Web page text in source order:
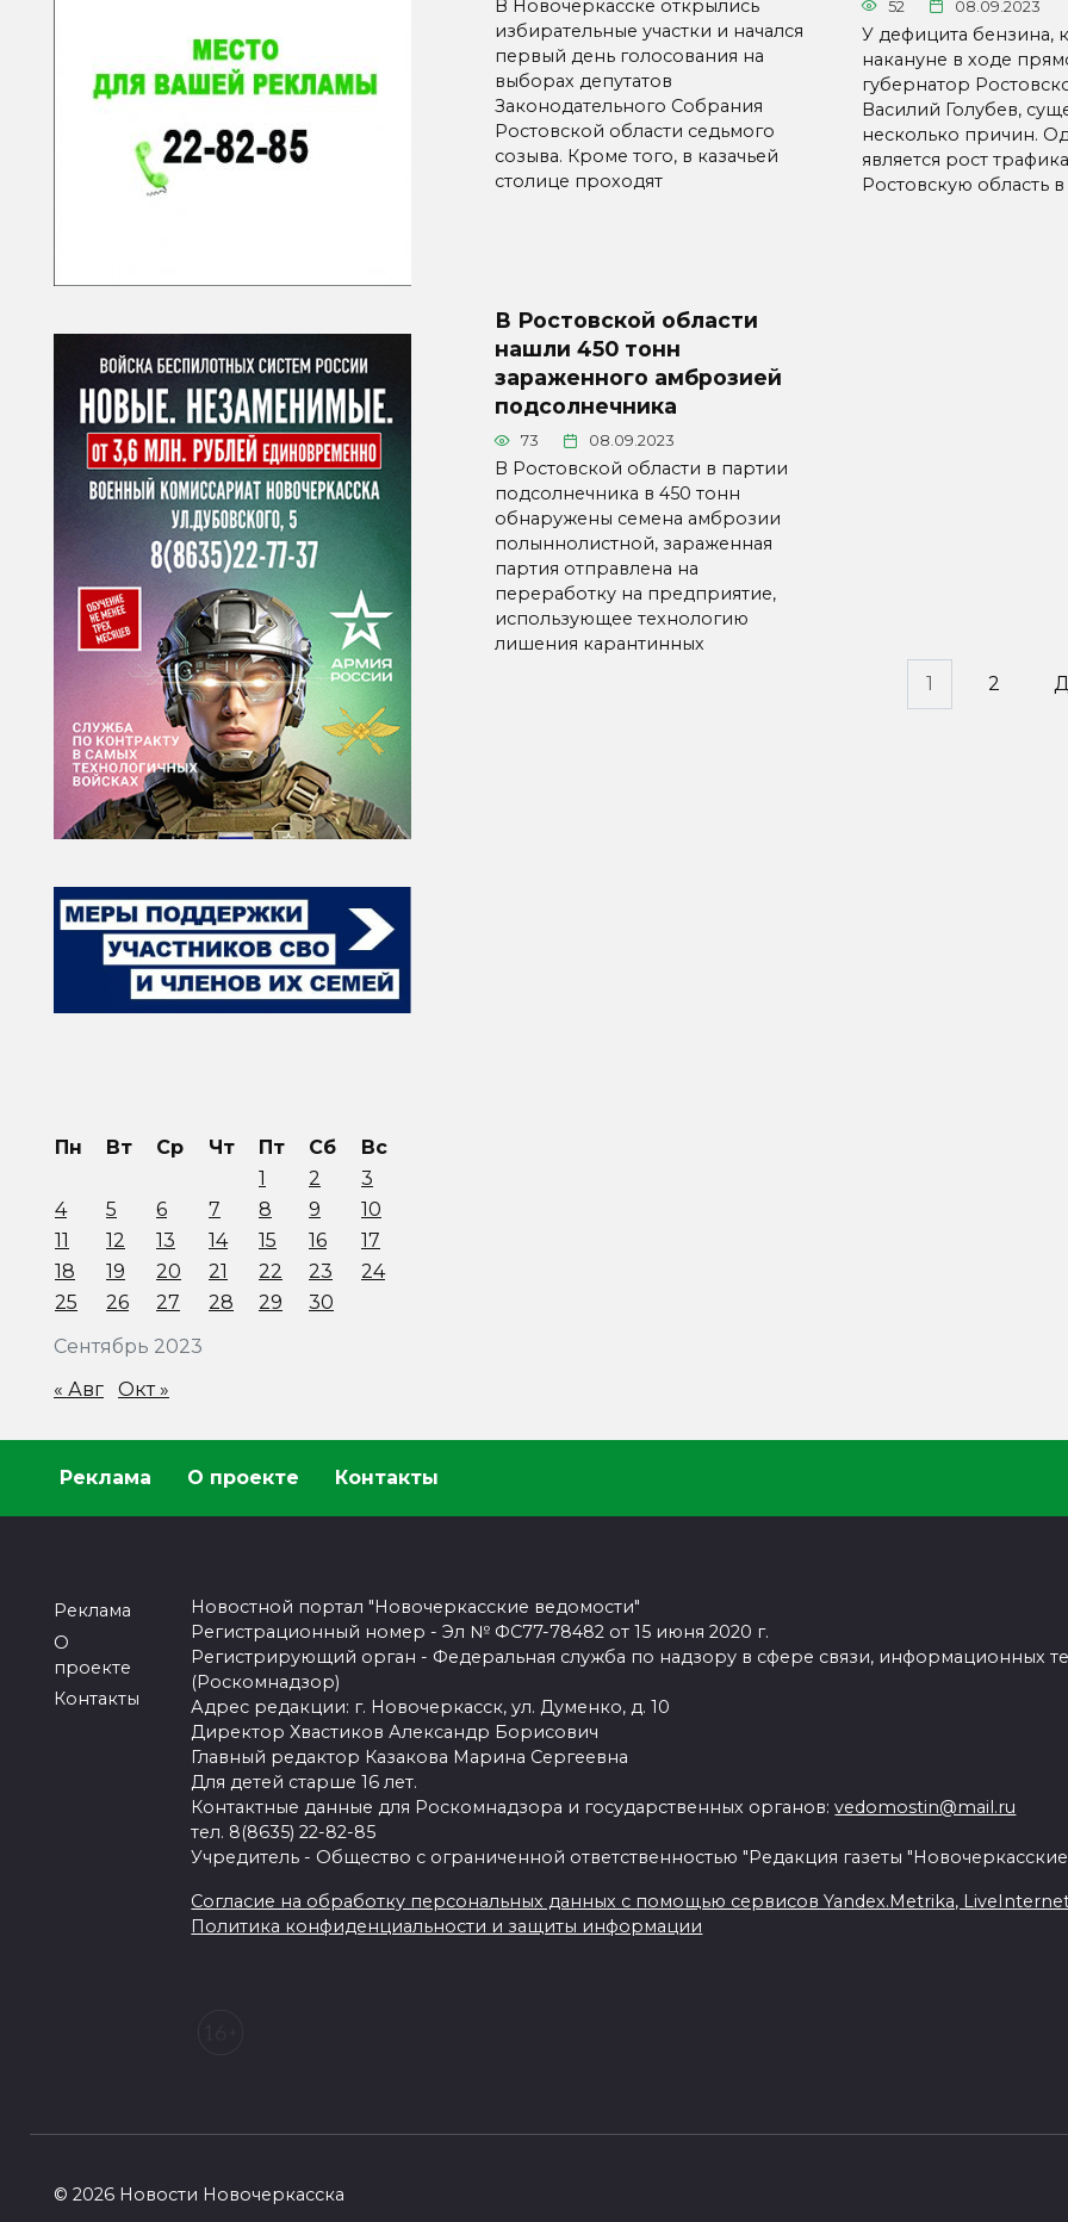
В Новочеркасске открылись
избирательные участки и начался
первый день голосования на
выборах депутатов
Законодательного Собрания
Ростовской области седьмого
созыва. Кроме того, в казачьей
столице проходят
52 08.09.2023
У дефицита бензина,
накануне в ходе
губернатор
Василий Голубев,
несколько причин.
является рост
Ростовскую область в
В Ростовской области
нашли 450 тонн
зараженного амброзией
подсолнечника
73 08.09.2023
В Ростовской области в партии
подсолнечника в 450 тонн
обнаружены семена амброзии
полыннолистной, зараженная
партия отправлена на
переработку на предприятие,
использующее технологию
лишения карантинных
1 2
Сентябрь 2023
Пн Вт Ср Чт Пт Сб
Вс
1
2
3
4
5 6 7 8 9
10
11
12 13 14 15 16
17
18
19 20 21 22 23
24
25
26 27 28 29 30
« Авг Окт »
Реклама О проекте Контакты
Реклама
О
проекте
Контакты
Новостной портал "Новочеркасские ведомости"
Регистрационный номер - Эл № ФС77-78482 от 15 июня 2020 г.
Регистрирующий орган - Федеральная служба по надзору в сфере связи, информационных
(Роскомнадзор)
Адрес редакции: г. Новочеркасск, ул. Думенко, д. 10
Директор Хвастиков Александр Борисович
Главный редактор Казакова Марина Сергеевна
Для детей старше 16 лет.
Контактные данные для Роскомнадзора и государственных органов:vedomostin@mail.ru
тел. 8(8635) 22-82-85
Учредитель - Общество с ограниченной ответственностью "Редакция газеты
Согласие на обработку персональных данных с помощью сервисов Yandex.Metrika,
Политика конфиденциальности и защиты информации
© 2026 Новости Новочеркасска